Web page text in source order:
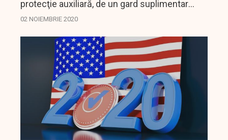
protecţie auxiliară, de un gard suplimentar
care va împiedica accesul în curtea
alegerilor prezidenţiale din...
02 NOIEMBRIE 2020